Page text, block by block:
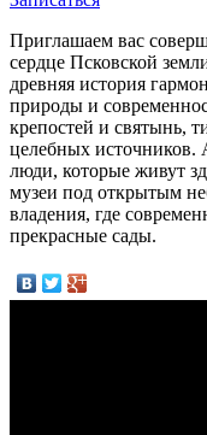
Приглашаем вас
сердце Псковской
древняя история
природы и
крепостей и святынь,
целебных источников.
люди, которые живут
музеи под открытым
владения, где
прекрасные сады.